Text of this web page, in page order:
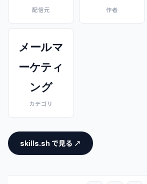
配信元 作者
メールマ
ーケティ
ング
カテゴリ
skills.sh で見る ↗